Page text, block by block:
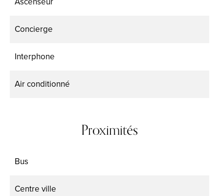
Concierge
Interphone
Air conditionné
Proximités
Bus
Centre ville